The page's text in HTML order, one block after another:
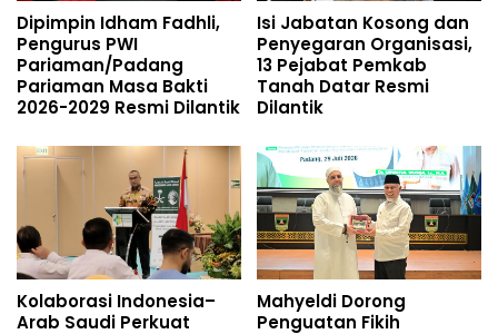
Dipimpin Idham Fadhli,
Pengurus PWI
Pariaman/Padang
Pariaman Masa Bakti
2026-2029 Resmi Dilantik
Isi Jabatan Kosong dan
Penyegaran Organisasi,
13 Pejabat Pemkab
Tanah Datar Resmi
Dilantik
Kolaborasi Indonesia–
Arab Saudi Perkuat
Mahyeldi Dorong
Penguatan Fikih